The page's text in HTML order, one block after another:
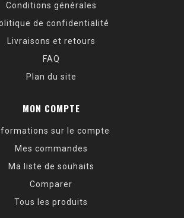
Conditions générales
de confidentialité
Livraisons et retours
FAQ
Plan du site
MON COMPTE
sur le compte
Mes commandes
Ma liste de souhaits
Comparer
Tous les produits